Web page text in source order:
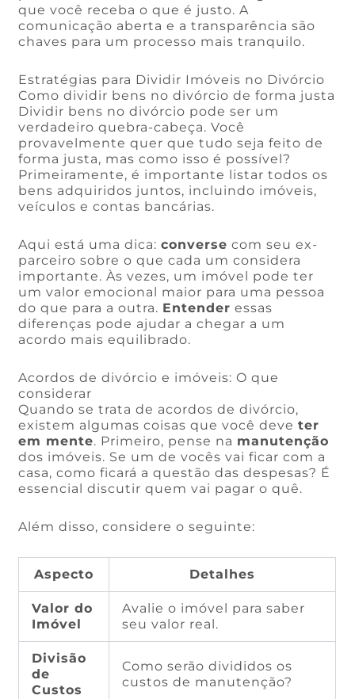
que você receba o que é justo. A
comunicação aberta e a transparência são
chaves para um processo mais tranquilo.
Estratégias para Dividir Imóveis no Divórcio
Como dividir bens no divórcio de forma justa
Dividir bens no divórcio pode ser um
verdadeiro quebra-cabeça. Você
provavelmente quer que tudo seja feito de
forma justa, mas como isso é possível?
Primeiramente, é importante listar todos os
bens adquiridos juntos, incluindo imóveis,
veículos e contas bancárias.
Aqui está uma dica:converse com seu ex-
parceiro sobre o que cada um considera
importante. Às vezes, um imóvel pode ter
um valor emocional maior para uma pessoa
do que para a outra. Entender essas
diferenças pode ajudar a chegar a um
acordo mais equilibrado.
Acordos de divórcio e imóveis: O que
considerar
Quando se trata de acordos de divórcio,
existem algumas coisas que você deveter
em mente. Primeiro, pense na manutenção
dos imóveis. Se um de vocês vai ficar com a
casa, como ficará a questão das despesas? É
essencial discutir quem vai pagar o quê.
Além disso, considere o seguinte:
Aspecto Detalhes
Valor do
Imóvel
Avalie o imóvel para saber
seu valor real.
Divisão
de
Custos
Como serão divididos os
custos de manutenção?